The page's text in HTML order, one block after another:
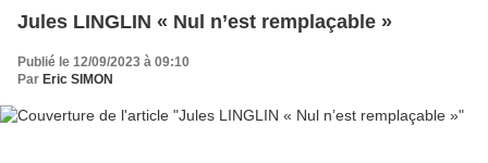
Jules LINGLIN « Nul n’est remplaçable »
Publié le 12/09/2023 à 09:10
Par Eric SIMON